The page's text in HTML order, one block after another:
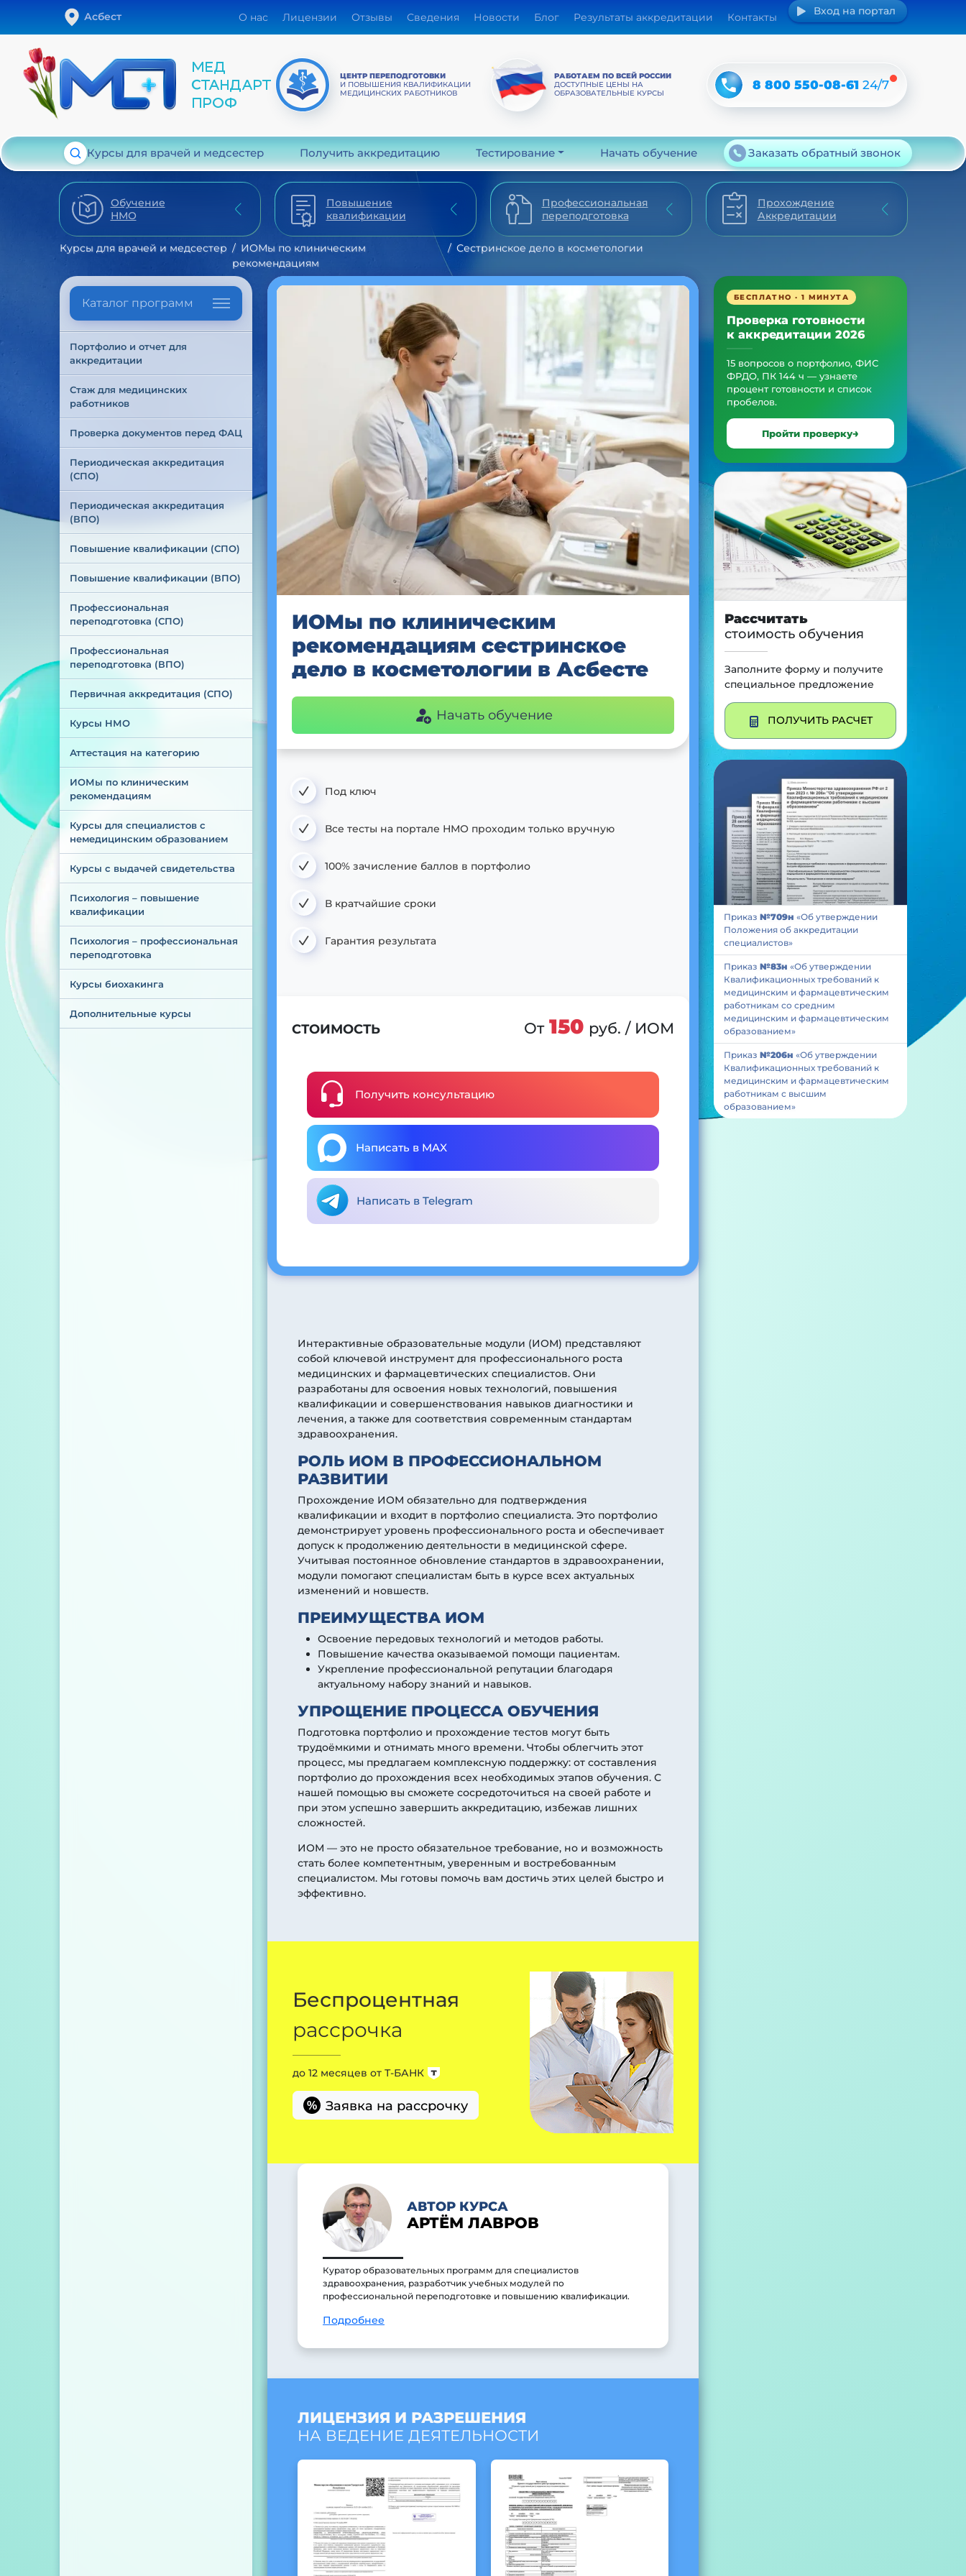
Асбест О нас Лицензии Отзывы Сведения Новости Блог Результаты аккредитации Контакты Вход на портал
ЦЕНТР ПЕРЕПОДГОТОВКИ
И ПОВЫШЕНИЯ КВАЛИФИКАЦИИ
МЕДИЦИНСКИХ РАБОТНИКОВ
РАБОТАЕМ ПО ВСЕЙ РОССИИ
ДОСТУПНЫЕ ЦЕНЫ НА
ОБРАЗОВАТЕЛЬНЫЕ КУРСЫ
8 800 550-08-6124/7
Курсы для врачей и медсестер Получить аккредитацию Тестирование Начать обучение Заказать обратный звонок
Обучение
НМО
Повышение
квалификации
Профессиональная
переподготовка
Прохождение
Аккредитации
Курсы для врачей и медсестер
ИОМы по клиническим
рекомендациям
Сестринское дело в косметологии
Каталог программ
Портфолио и отчет для
аккредитации
Стаж для медицинских
работников
Проверка документов перед ФАЦ
Периодическая аккредитация
(СПО)
Периодическая аккредитация
(ВПО)
Повышение квалификации (СПО)
Повышение квалификации (ВПО)
Профессиональная
переподготовка (СПО)
Профессиональная
переподготовка (ВПО)
Первичная аккредитация (СПО)
Курсы НМО
Аттестация на категорию
ИОМы по клиническим
рекомендациям
Курсы для специалистов с
немедицинским образованием
Курсы с выдачей свидетельства
Психология – повышение
квалификации
Психология – профессиональная
переподготовка
Курсы биохакинга
Дополнительные курсы
ИОМы по клиническим
рекомендациям сестринское
дело в косметологии в Асбесте
Начать обучение
Под ключ
Все тесты на портале НМО проходим только вручную
100% зачисление баллов в портфолио
В кратчайшие сроки
Гарантия результата
СТОИМОСТЬ От 150 руб. / ИОМ
Получить консультацию
Написать в MAX
Написать в Telegram
Интерактивные образовательные модули (ИОМ) представляют
собой ключевой инструмент для профессионального роста
медицинских и фармацевтических специалистов. Они
разработаны для освоения новых технологий, повышения
квалификации и совершенствования навыков диагностики и
лечения, а также для соответствия современным стандартам
здравоохранения.
РОЛЬ ИОМ В ПРОФЕССИОНАЛЬНОМ
РАЗВИТИИ
Прохождение ИОМ обязательно для подтверждения
квалификации и входит в портфолио специалиста. Это портфолио
демонстрирует уровень профессионального роста и обеспечивает
допуск к продолжению деятельности в медицинской сфере.
Учитывая постоянное обновление стандартов в здравоохранении,
модули помогают специалистам быть в курсе всех актуальных
изменений и новшеств.
ПРЕИМУЩЕСТВА ИОМ
Освоение передовых технологий и методов работы.
Повышение качества оказываемой помощи пациентам.
Укрепление профессиональной репутации благодаря
актуальному набору знаний и навыков.
УПРОЩЕНИЕ ПРОЦЕССА ОБУЧЕНИЯ
Подготовка портфолио и прохождение тестов могут быть
трудоёмкими и отнимать много времени. Чтобы облегчить этот
процесс, мы предлагаем комплексную поддержку: от составления
портфолио до прохождения всех необходимых этапов обучения. С
нашей помощью вы сможете сосредоточиться на своей работе и
при этом успешно завершить аккредитацию, избежав лишних
сложностей.
ИОМ — это не просто обязательное требование, но и возможность
стать более компетентным, уверенным и востребованным
специалистом. Мы готовы помочь вам достичь этих целей быстро и
эффективно.
Беспроцентная
рассрочка
до 12 месяцев от Т-БАНК
% Заявка на рассрочку
АВТОР КУРСА
АРТЁМ ЛАВРОВ
Куратор образовательных программ для специалистов
здравоохранения, разработчик учебных модулей по
профессиональной переподготовке и повышению квалификации.
Подробнее
ЛИЦЕНЗИЯ И РАЗРЕШЕНИЯ
НА ВЕДЕНИЕ ДЕЯТЕЛЬНОСТИ
БЕСПЛАТНО · 1 МИНУТА
Проверка готовности
к аккредитации 2026
15 вопросов о портфолио, ФИС
ФРДО, ПК 144 ч — узнаете
процент готовности и список
пробелов.
Пройти проверку
Рассчитать
стоимость обучения
Заполните форму и получите
специальное предложение
ПОЛУЧИТЬ РАСЧЕТ
Приказ №709н «Об утверждении
Положения об аккредитации
специалистов»
Приказ №83н «Об утверждении
Квалификационных требований к
медицинским и фармацевтическим
работникам со средним
медицинским и фармацевтическим
образованием»
Приказ №206н «Об утверждении
Квалификационных требований к
медицинским и фармацевтическим
работникам с высшим
образованием»